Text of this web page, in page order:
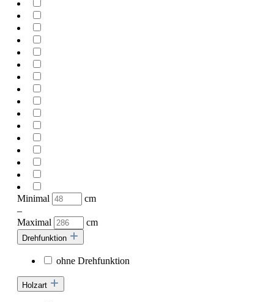
Minimal
cm
–
Maximal
cm
Drehfunktion
ohne Drehfunktion
Holzart